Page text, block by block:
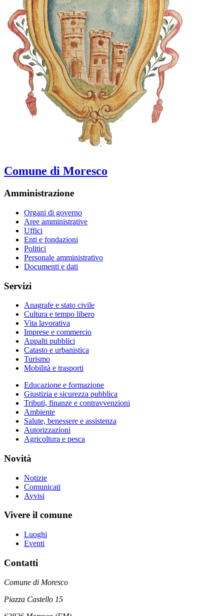
Comune di Moresco
Amministrazione
Organi di governo
Aree amministrative
Uffici
Enti e fondazioni
Politici
Personale amministrativo
Documenti e dati
Servizi
Anagrafe e stato civile
Cultura e tempo libero
Vita lavorativa
Imprese e commercio
Appalti pubblici
Catasto e urbanistica
Turismo
Mobilità e trasporti
Educazione e formazione
Giustizia e sicurezza pubblica
Tributi, finanze e contravvenzioni
Ambiente
Salute, benessere e assistenza
Autorizzazioni
Agricoltura e pesca
Novità
Notizie
Comunicati
Avvisi
Vivere il comune
Luoghi
Eventi
Contatti
Comune di Moresco
Piazza Castello 15